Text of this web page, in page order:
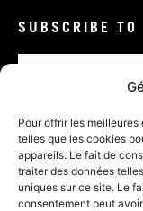
Pour offrir les
telles que les cookies
appareils. Le fait de
traiter des données
uniques sur ce site. Le
consentement peut
SUBSCRIBE TO
Email